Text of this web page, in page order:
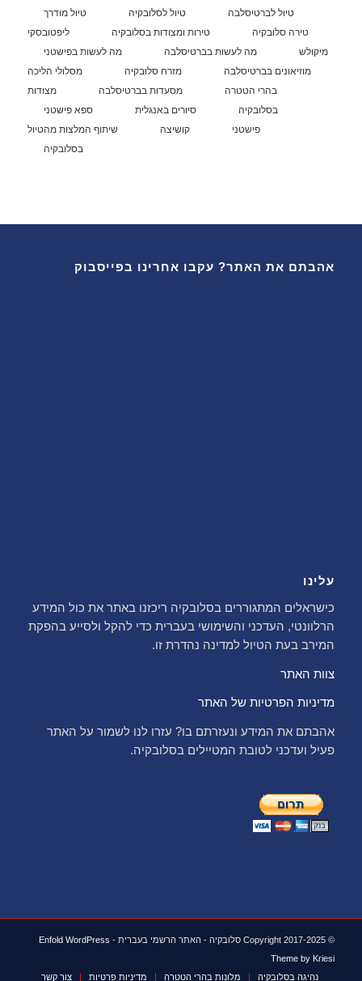
טיול לברטיסלבה
טיול לסלובקיה
טיול מודרך
טירה סלובקיה
טירות ומצודות בסלובקיה
ליפטובסקי
מיקולש
מה לעשות בברטיסלבה
מה לעשות בפישטני
מוזיאונים בברטיסלבה
מזרח סלובקיה
מסלולי הליכה
בהרי הטטרה
מסעדות בברטיסלבה
מצודות
בסלובקיה
סיורים באנגלית
ספא פישטני
פישטני
קושיצה
שיתוף המלצות מהטיול
בסלובקיה
אהבתם את האתר? עקבו אחרינו בפייסבוק
עלינו
כישראלים המתגוררים בסלובקיה ריכזנו באתר את כול המידע
הרלוונטי, העדכני והשימושי בעברית כדי להקל ולסייע בהפקת
המירב בעת הטיול למדינה נהדרת זו.
צוות האתר
מדיניות הפרטיות של האתר
אהבתם את המידע ונעזרתם בו? עזרו לנו לשמור על האתר
פעיל ועדכני לטובת המטיילים בסלובקיה.
© Copyright 2017-2025 סלובקיה - האתר הרשמי בעברית -
Enfold WordPress
Theme by Kriesi
צור קשר
מדיניות פרטיות מלונות בהרי הטטרה
נהיגה בסלובקיה